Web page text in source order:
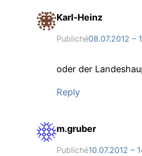
Karl-Heinz
Publiché08.07.2012 –
oder der
Reply
m.gruber
Publiché10.07.2012 –